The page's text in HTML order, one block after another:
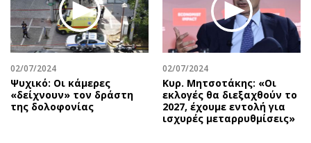
Οικονομία
Real Estate
Επιχειρήσεις
Αγορές
Money Review
AstroBank Properties
Πολιτική
Οικονομία
Γενικά
Αναδρομές
Πρόσωπα
Περιβάλλον
Good Life
02/07/2024
Ψυχικό: Οι κάμερες
«δείχνουν» τον δράστη
της δολοφονίας
02/07/2024
Κυρ. Μητσοτάκης: «Οι
εκλογές θα διεξαχθούν το
2027, έχουμε εντολή για
ισχυρές μεταρρυθμίσεις»